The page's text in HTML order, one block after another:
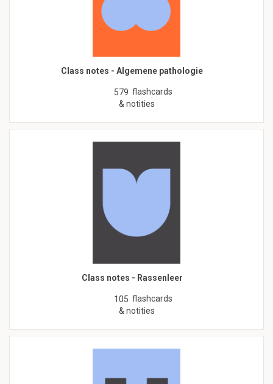
Class notes - Algemene pathologie
579 flashcards
& notities
Class notes - Rassenleer
105 flashcards
& notities